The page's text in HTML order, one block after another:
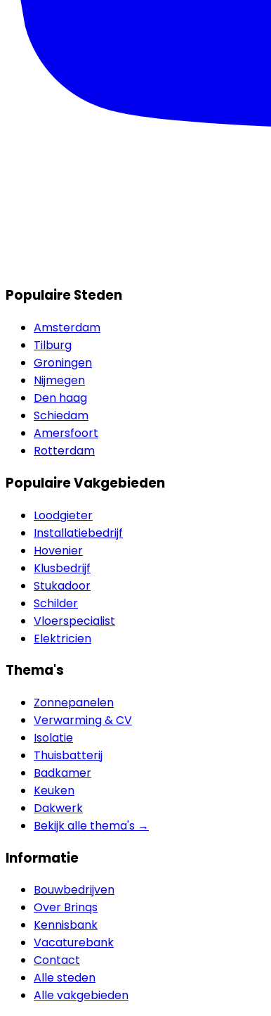
Populaire Steden
Amsterdam
Tilburg
Groningen
Nijmegen
Den haag
Schiedam
Amersfoort
Rotterdam
Populaire Vakgebieden
Loodgieter
Installatiebedrijf
Hovenier
Klusbedrijf
Stukadoor
Schilder
Vloerspecialist
Elektricien
Thema's
Zonnepanelen
Verwarming & CV
Isolatie
Thuisbatterij
Badkamer
Keuken
Dakwerk
Bekijk alle thema's →
Informatie
Bouwbedrijven
Over Brinqs
Kennisbank
Vacaturebank
Contact
Alle steden
Alle vakgebieden